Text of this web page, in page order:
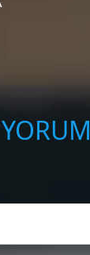
YORUM